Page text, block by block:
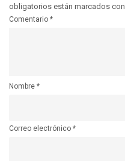
obligatorios están marcados con
Comentario *
Nombre *
Correo electrónico *